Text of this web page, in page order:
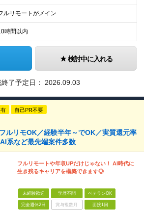
ルリモートがメイン
時間以内
検討中に入れる
了予定日： 2026.09.03
自己PR不要
ルリモOK／経験半年～でOK／実質還元率
系など最先端案件多数
フルリモートや年収UPだけじゃない！ AI時代に
生き残るキャリアを構築できます◎
未経験歓迎 学歴不問 ベテランOK
完全週休2日 賞与複数月 面接1回